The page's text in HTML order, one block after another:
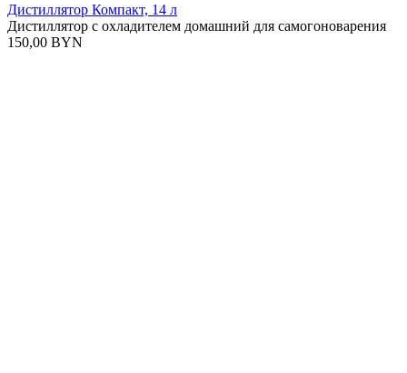
Дистиллятор Компакт, 14 л
Дистиллятор с охладителем домашний для самогоноварения
150,00 BYN